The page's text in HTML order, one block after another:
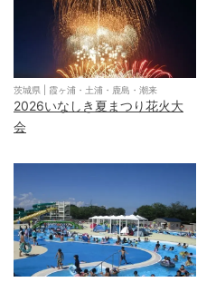
茨城県 霞ヶ浦・土浦・鹿島・潮来
2026いなしき夏まつり花火大
会